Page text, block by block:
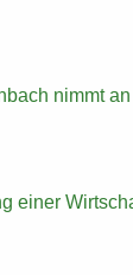
nimmt
einer